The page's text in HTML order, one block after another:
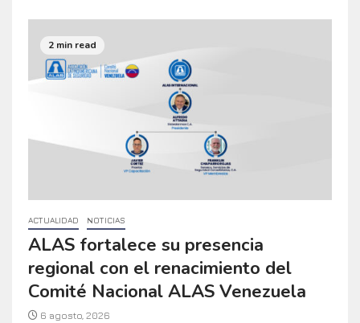
2 min read
ACTUALIDAD NOTICIAS
ALAS fortalece su presencia
regional con el renacimiento del
Comité Nacional ALAS Venezuela
6 agosto, 2026